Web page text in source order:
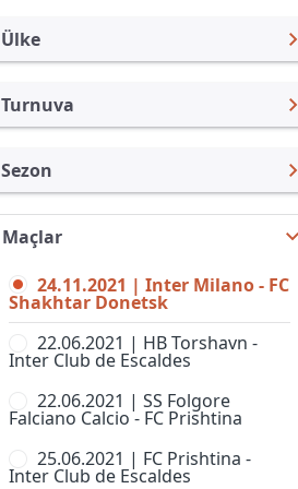
Ülke
Uluslararası Kulüpler
Türkiye
Uluslararası
Turkiye
İngiltere
İspanya
Fransa
İtalya
Turnuva
UEFA Avrupa Ligi
Kupa Libertadores
Kulüpler Dünya Kupası
UEFA Avrupa Konferans Ligi
AFC Challenge League
AFC Champions League,
Women
Sezon
UEFA Şampiyonlar Ligi 26/27
UEFA Şampiyonlar Ligi 25/26
UEFA Şampiyonlar Ligi 24/25
UEFA Şampiyonlar Ligi 23/24
UEFA Şampiyonlar Ligi 22/23
UEFA Şampiyonlar Ligi 20/21
Maçlar
24.11.2021 | Inter Milano - FC
Shakhtar Donetsk
22.06.2021 | HB Torshavn -
Inter Club de Escaldes
22.06.2021 | SS Folgore
Falciano Calcio - FC Prishtina
25.06.2021 | FC Prishtina -
Inter Club de Escaldes